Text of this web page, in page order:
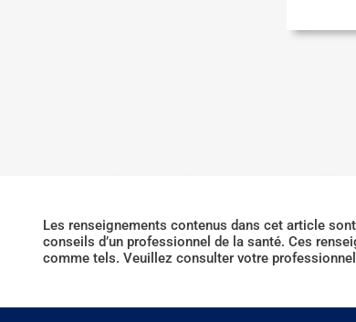
Les renseignements contenus dans cet article
conseils d’un professionnel de la santé. Ces
comme tels. Veuillez consulter votre